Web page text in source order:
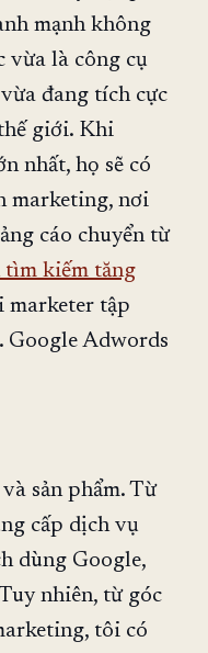
mạnh không
vừa là công cụ
đang tích cực
giới. Khi
nhất, họ sẽ có
marketing, nơi
cáo chuyển từ
tìm kiếm tăng
marketer tập
Google Adwords
sản phẩm. Từ
cấp dịch vụ
dùng Google,
nhiên, từ góc
tôi có